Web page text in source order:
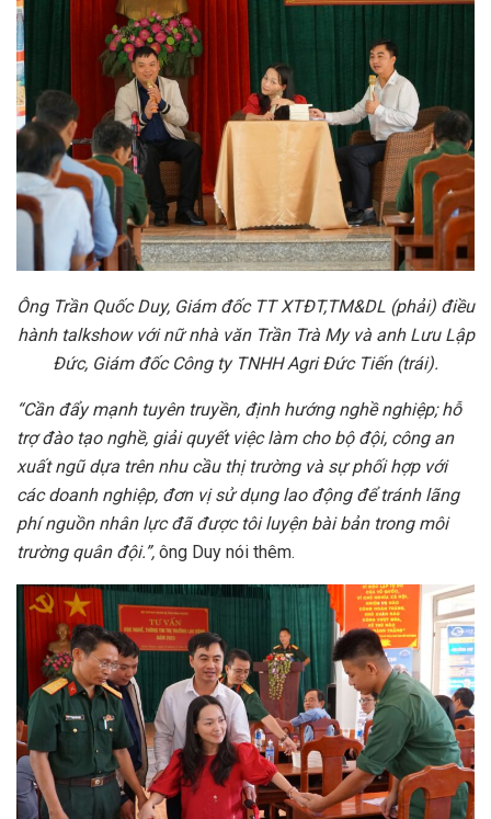
Ông Trần Quốc Duy, Giám đốc TT XTĐT,TM&DL (phải) điều
hành talkshow với nữ nhà văn Trần Trà My và anh Lưu Lập
Đức, Giám đốc Công ty TNHH Agri Đức Tiến (trái).
“Cần đẩy mạnh tuyên truyền, định hướng nghề nghiệp; hỗ
trợ đào tạo nghề, giải quyết việc làm cho bộ đội, công an
xuất ngũ dựa trên nhu cầu thị trường và sự phối hợp với
các doanh nghiệp, đơn vị sử dụng lao động để tránh lãng
phí nguồn nhân lực đã được tôi luyện bài bản trong môi
trường quân đội.”, ông Duy nói thêm.